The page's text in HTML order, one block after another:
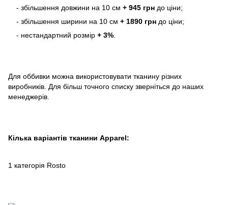
- збільшення довжини на 10 см + 945 грн до ціни;
- збільшення ширини на 10 см + 1890 грн до ціни;
- нестандартний розмір + 3%
Для оббивки можна використовувати тканину різних
виробників. Для більш точного списку зверніться до наших
менеджерів.
Кілька варіантів тканини Apparel:
1 категорія Rosto